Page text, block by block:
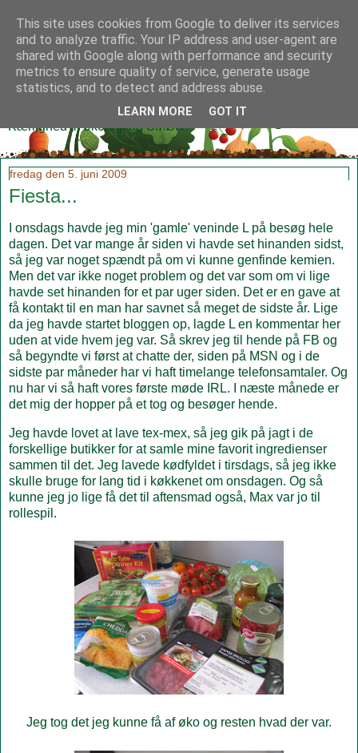
Klidmoster.dk
Kærlighed til økologi og SMØR!
fredag den 5. juni 2009
Fiesta...
I onsdags havde jeg min 'gamle' veninde L på besøg hele
dagen. Det var mange år siden vi havde set hinanden sidst,
så jeg var noget spændt på om vi kunne genfinde kemien.
Men det var ikke noget problem og det var som om vi lige
havde set hinanden for et par uger siden. Det er en gave at
få kontakt til en man har savnet så meget de sidste år. Lige
da jeg havde startet bloggen op, lagde L en kommentar her
uden at vide hvem jeg var. Så skrev jeg til hende på FB og
så begyndte vi først at chatte der, siden på MSN og i de
sidste par måneder har vi haft timelange telefonsamtaler. Og
nu har vi så haft vores første møde IRL. I næste månede er
det mig der hopper på et tog og besøger hende.
Jeg havde lovet at lave tex-mex, så jeg gik på jagt i de
forskellige butikker for at samle mine favorit ingredienser
sammen til det. Jeg lavede kødfyldet i tirsdags, så jeg ikke
skulle bruge for lang tid i køkkenet om onsdagen. Og så
kunne jeg jo lige få det til aftensmad også, Max var jo til
rollespil.
Jeg tog det jeg kunne få af øko og resten hvad der var.
This site uses cookies from Google to deliver its services
and to analyze traffic. Your IP address and user-agent are
shared with Google along with performance and security
metrics to ensure quality of service, generate usage
statistics, and to detect and address abuse.
LEARN MORE GOT IT